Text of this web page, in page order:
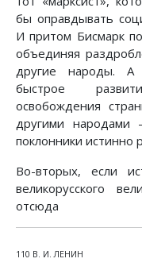
бы оправдывать
И притом Бисмарк
объединяя
другие народы. А
быстрое
освобождения
другими
поклонники истинно
Во-вторых, если
великорусского
отсюда
110 В. И. ЛЕНИН